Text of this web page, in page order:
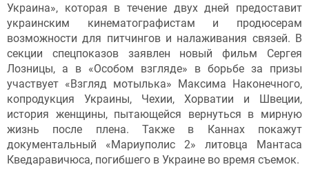
Украина», которая в течение двух дней предоставит
украинским кинематографистам и продюсерам
возможности для питчингов и налаживания связей. В
секции спецпоказов заявлен новый фильм Сергея
Лозницы, а в «Особом взгляде» в борьбе за призы
участвует «Взгляд мотылька» Максима Наконечного,
копродукция Украины, Чехии, Хорватии и Швеции,
история женщины, пытающейся вернуться в мирную
жизнь после плена. Также в Каннах покажут
документальный «Мариуполис 2» литовца Мантаса
Кведаравичюса, погибшего в Украине во время съемок.